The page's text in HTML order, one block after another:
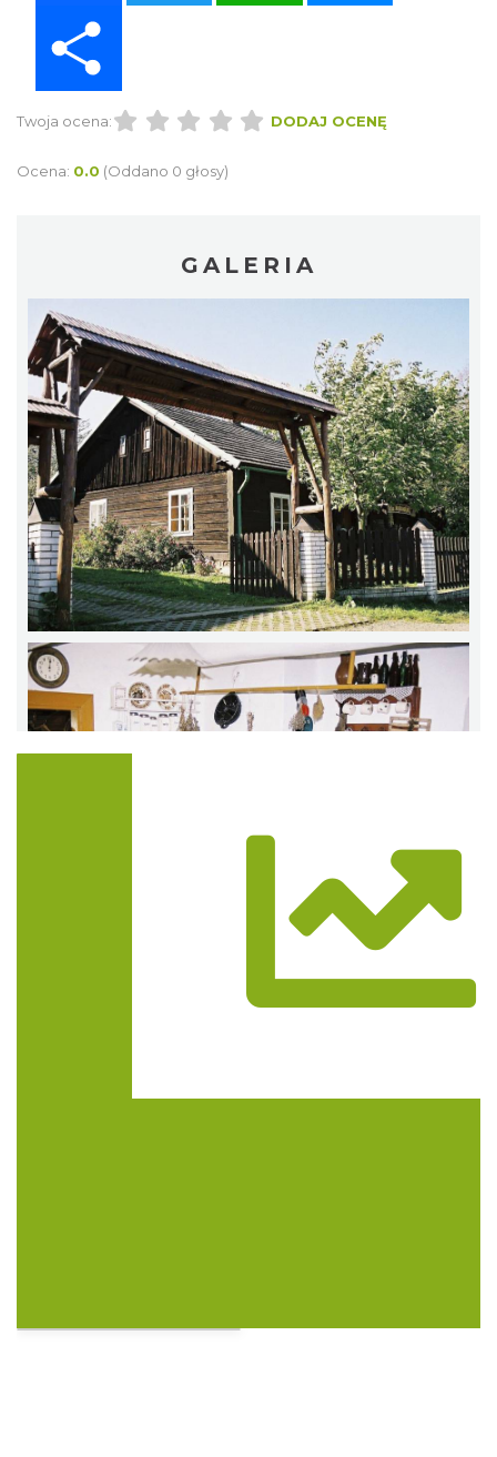
Twoja ocena: DODAJ OCENĘ
Ocena: 0.0 (Oddano 0 głosy)
GALERIA
Trasa